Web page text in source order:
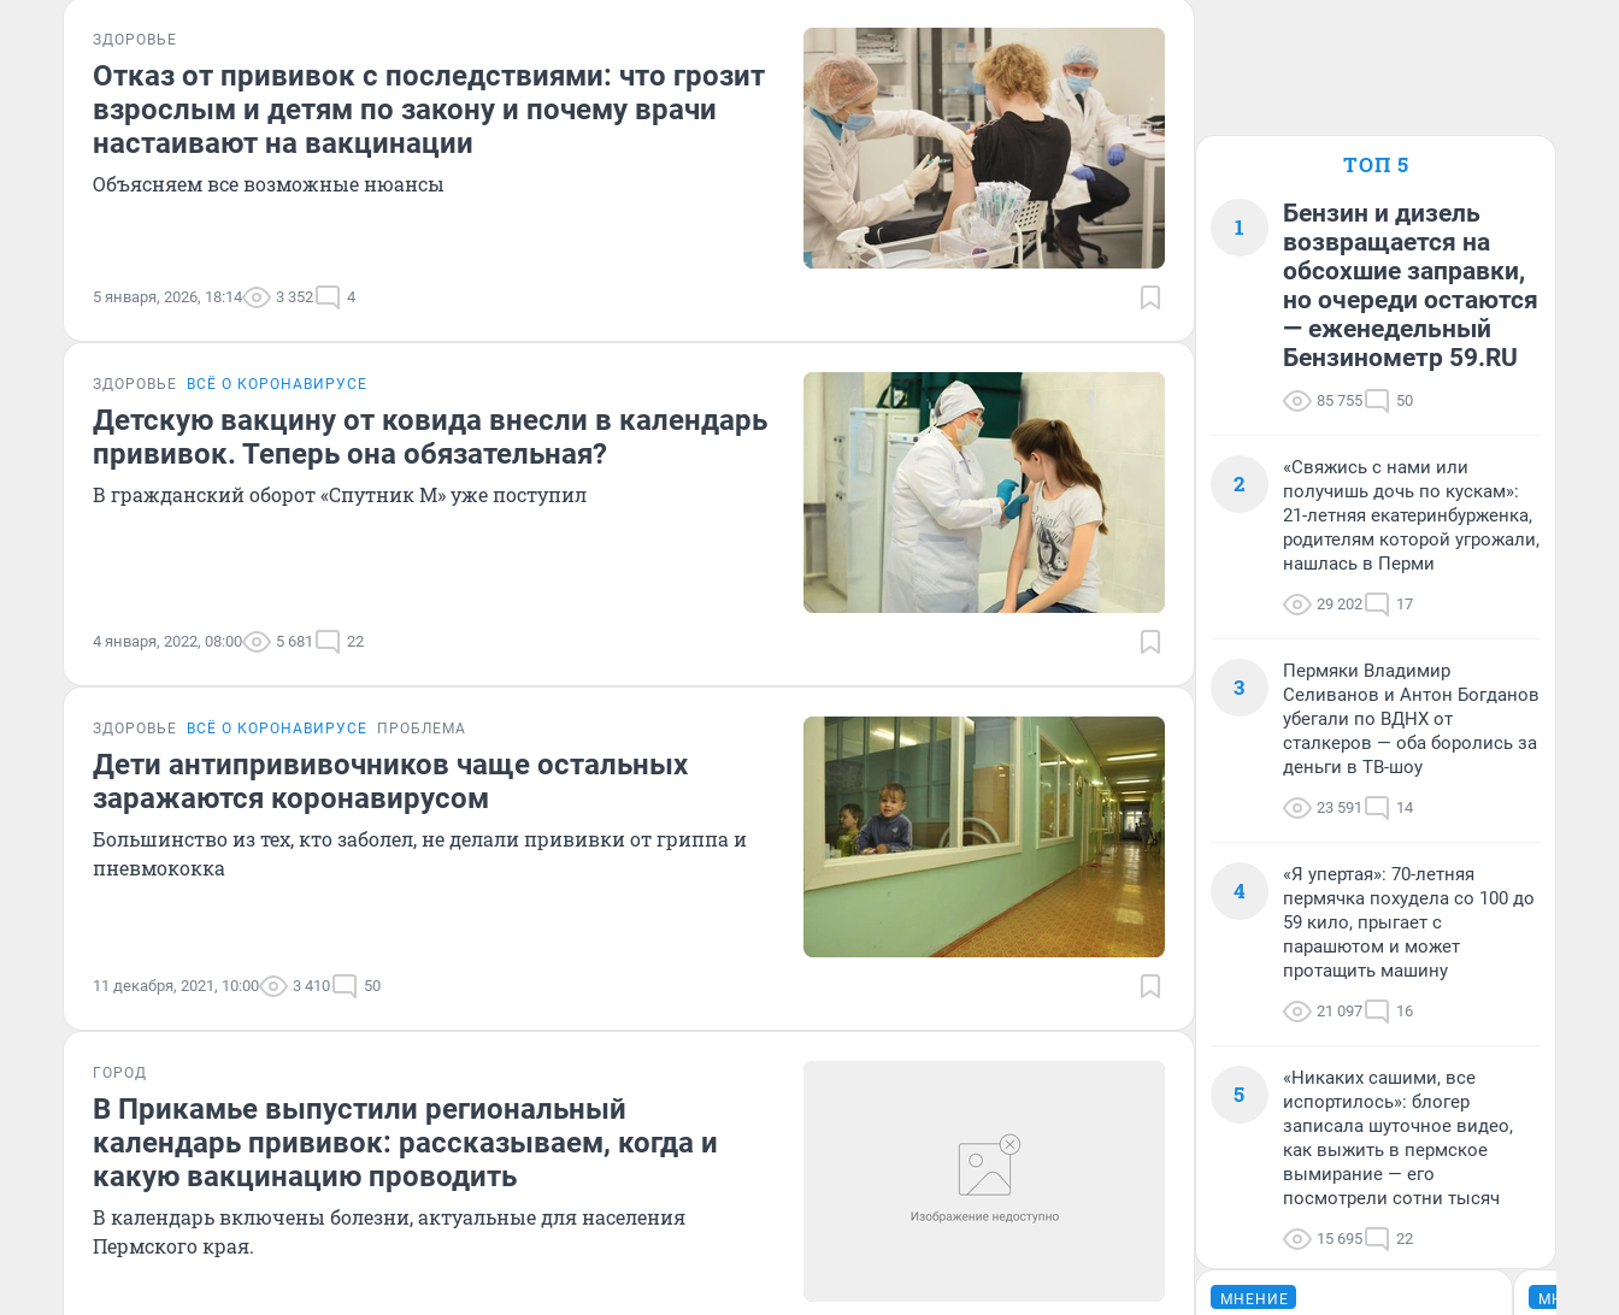
ЗДОРОВЬЕ
Отказ от прививок с последствиями: что грозит
взрослым и детям по закону и почему врачи
настаивают на вакцинации
Объясняем все возможные нюансы
5 января, 2026, 18:14 3 352 4
ЗДОРОВЬЕ ВСЁ О КОРОНАВИРУСЕ
Детскую вакцину от ковида внесли в календарь
прививок. Теперь она обязательная?
В гражданский оборот «Спутник М» уже поступил
4 января, 2022, 08:00 5 681 22
ЗДОРОВЬЕ ВСЁ О КОРОНАВИРУСЕ ПРОБЛЕМА
Дети антипрививочников чаще остальных
заражаются коронавирусом
Большинство из тех, кто заболел, не делали прививки от гриппа и
пневмококка
11 декабря, 2021, 10:00 3 410 50
ГОРОД
В Прикамье выпустили региональный
календарь прививок: рассказываем, когда и
какую вакцинацию проводить
В календарь включены болезни, актуальные для населения
Пермского края.
ТОП 5
1
Бензин и дизель
возвращается на
обсохшие заправки,
но очереди остаются
— еженедельный
Бензинометр 59.RU
85 755 50
2
«Свяжись с нами или
получишь дочь по кускам»:
21-летняя екатеринбурженка,
родителям которой угрожали,
нашлась в Перми
29 202 17
3
Пермяки Владимир
Селиванов и Антон Богданов
убегали по ВДНХ от
сталкеров — оба боролись за
деньги в ТВ-шоу
23 591 14
4
«Я упертая»: 70-летняя
пермячка похудела со 100 до
59 кило, прыгает с
парашютом и может
протащить машину
21 097 16
5
«Никаких сашими, все
испортилось»: блогер
записала шуточное видео,
как выжить в пермское
вымирание — его
посмотрели сотни тысяч
15 695 22
МНЕНИЕ МНЕНИЕ